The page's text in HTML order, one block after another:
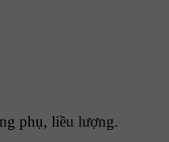
phụ, liều lượng.